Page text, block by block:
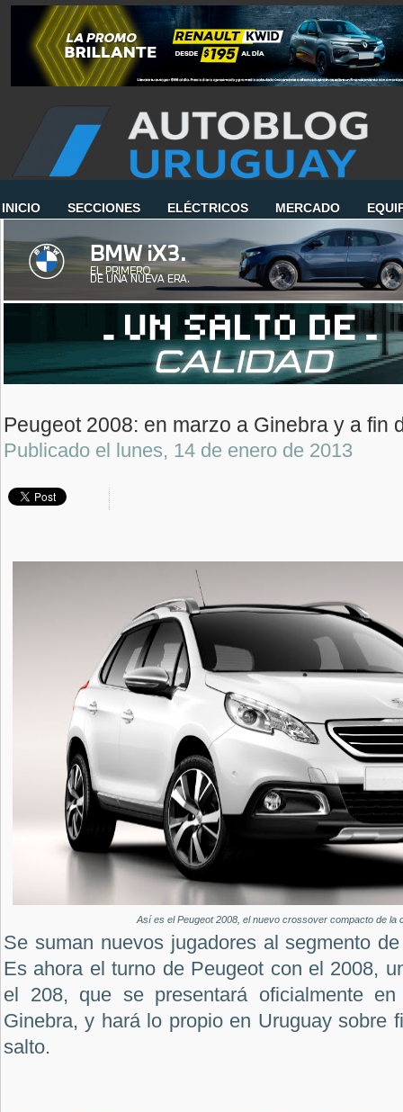
INICIO SECCIONES ELÉCTRICOS MERCADO
Peugeot 2008: en marzo a Ginebra y a fin
Publicado el lunes, 14 de enero de 2013
Así es el Peugeot 2008, el nuevo crossover compacto de la
Se suman nuevos jugadores al segmento
Es ahora el turno de Peugeot con el 2008,
el 208, que se presentará oficialmente
Ginebra, y hará lo propio en Uruguay sobre
salto.